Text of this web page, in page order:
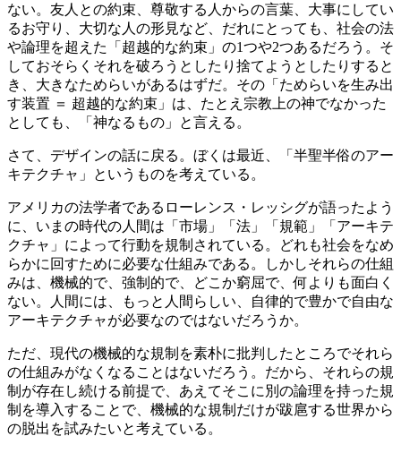
ない。友人との約束、尊敬する人からの言葉、大事にしてい
るお守り、大切な人の形見など、だれにとっても、社会の法
や論理を超えた「超越的な約束」の1つや2つあるだろう。そ
しておそらくそれを破ろうとしたり捨てようとしたりすると
き、大きなためらいがあるはずだ。その「ためらいを生み出
す装置 ＝ 超越的な約束」は、たとえ宗教上の神でなかった
としても、「神なるもの」と言える。
さて、デザインの話に戻る。ぼくは最近、「半聖半俗のアー
キテクチャ」というものを考えている。
アメリカの法学者であるローレンス・レッシグが語ったよう
に、いまの時代の人間は「市場」「法」「規範」「アーキテ
クチャ」によって行動を規制されている。どれも社会をなめ
らかに回すために必要な仕組みである。しかしそれらの仕組
みは、機械的で、強制的で、どこか窮屈で、何よりも面白く
ない。人間には、もっと人間らしい、自律的で豊かで自由な
アーキテクチャが必要なのではないだろうか。
ただ、現代の機械的な規制を素朴に批判したところでそれら
の仕組みがなくなることはないだろう。だから、それらの規
制が存在し続ける前提で、あえてそこに別の論理を持った規
制を導入することで、機械的な規制だけが跋扈する世界から
の脱出を試みたいと考えている。